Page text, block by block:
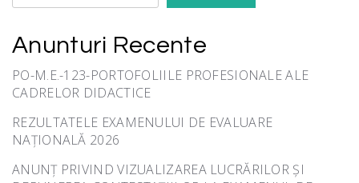
Anunturi Recente
PO-M.E.-123-PORTOFOLIILE PROFESIONALE ALE
CADRELOR DIDACTICE
REZULTATELE EXAMENULUI DE EVALUARE
NAȚIONALĂ 2026
ANUNȚ PRIVIND VIZUALIZAREA LUCRĂRILOR ȘI